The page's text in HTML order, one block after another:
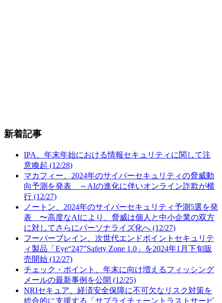
新着記事
IPA、年末年始における情報セキュリティに関して注
意喚起 (12/28)
マカフィー、2024年のサイバーセキュリティの脅威動
向予測を発表 ～AIの進化に伴いオンライン詐欺が横
行 (12/27)
ノートン、2024年のサイバーセキュリティ予測5選を発
表 〜高度なAIにより、脅威は個人と中小企業の双方
に対してさらにパーソナライズ化へ (12/27)
フーバーブレイン、次世代エンドポイントセキュリテ
ィ製品「Eye“247”Safety Zone 1.0」を2024年1月下旬販
売開始 (12/27)
チェック・ポイント、年末に向け増えるフィッシング
メールの最新事例を公開 (12/25)
NRIセキュア、経済安全保障に不可欠なリスク対策を
総合的に支援する「サプライチェーントラストサービ